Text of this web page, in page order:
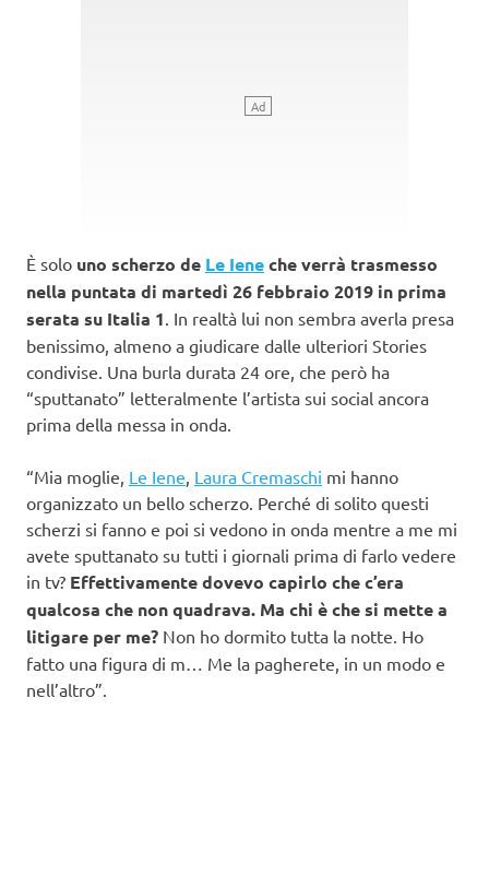
È solo uno scherzo de Le Ieneche verrà trasmesso
nella puntata di martedì 26 febbraio 2019 in prima
serata su Italia 1 . In realtà lui non sembra averla presa
benissimo, almeno a giudicare dalle ulteriori Stories
condivise. Una burla durata 24 ore, che però ha
“sputtanato” letteralmente l’artista sui social ancora
prima della messa in onda.
“Mia moglie, Le Iene Laura Cremaschi mi hanno
organizzato un bello scherzo. Perché di solito questi
scherzi si fanno e poi si vedono in onda mentre a me mi
avete sputtanato su tutti i giornali prima di farlo vedere
in tv? Effettivamente dovevo capirlo che c’era
qualcosa che non quadrava. Ma chi è che si mette a
litigare per me? Non ho dormito tutta la notte. Ho
fatto una figura di m… Me la pagherete, in un modo e
nell’altro”.